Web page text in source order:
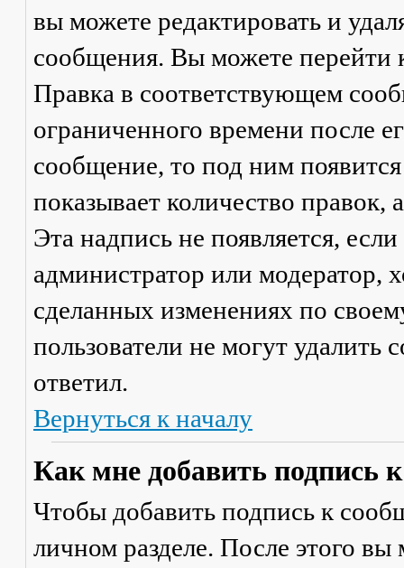
вы можете редактировать и
сообщения. Вы можете перейти
Правка в соответствующем
ограниченного времени после
сообщение, то под ним
показывает количество правок,
Эта надпись не появляется,
администратор или модератор,
сделанных изменениях по
пользователи не могут удалить
ответил.
Вернуться к началу
Как мне добавить подпись
Чтобы добавить подпись к
личном разделе. После этого